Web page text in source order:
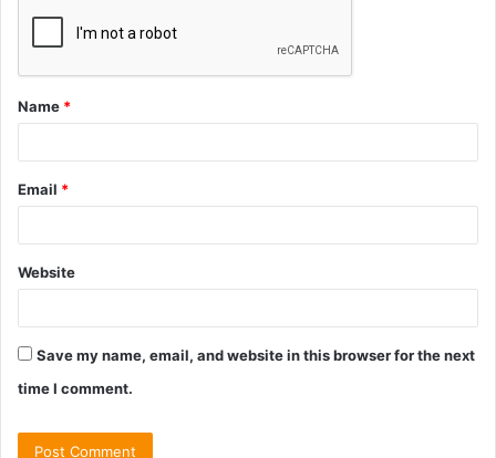
Name *
Email *
Website
Save my name, email, and website in this browser for the next
time I comment.